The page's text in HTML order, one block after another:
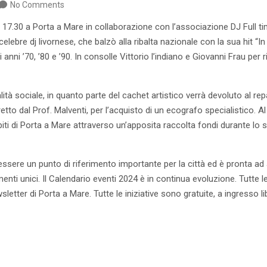
No Comments
a Porta a Mare in collaborazione con l’associazione DJ Full
dj livornese, che balzò alla ribalta nazionale con la sua hit
’70, ’80 e ’90. In consolle Vittorio l’indiano e Giovanni Frau per
sociale, in quanto parte del cachet artistico verrà devoluto al
dal Prof. Malventi, per l’acquisto di un ecografo specialistico.
di Porta a Mare attraverso un’apposita raccolta fondi durante lo
un punto di riferimento importante per la città ed è pronta
unici. Il Calendario eventi 2024 è in continua evoluzione. Tutte
di Porta a Mare. Tutte le iniziative sono gratuite, a ingresso